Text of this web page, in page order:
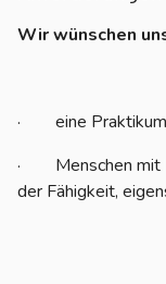
Wir wünschen
· eine
· Menschen mit
der Fähigkeit,